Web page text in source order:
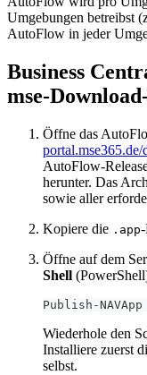
Umgebungen betreibst
AutoFlow in jeder
Business
mse-
Öffne das
AutoFlow-
herunter. Das
sowie aller
Kopiere die .app
Öffne auf dem
Shell
Publish-
Wiederhole den
Installiere zuerst
selbst.